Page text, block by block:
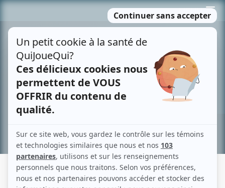
MENU
contenu
Recherche avancée »
GRIMELLE